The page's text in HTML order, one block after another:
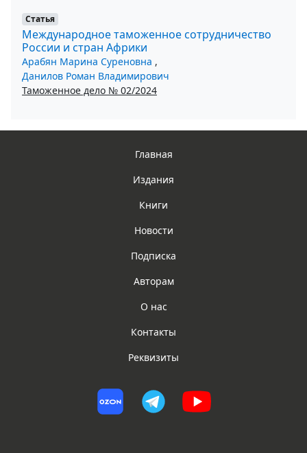
Статья
Международное таможенное сотрудничество
России и стран Африки
Арабян Марина Суреновна ,
Данилов Роман Владимирович
Таможенное дело № 02/2024
Главная
Издания
Книги
Новости
Подписка
Авторам
О нас
Контакты
Реквизиты